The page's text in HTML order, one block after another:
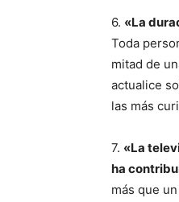
6. «La
Toda
mitad de
actualice
las más
7. «La
ha
más que